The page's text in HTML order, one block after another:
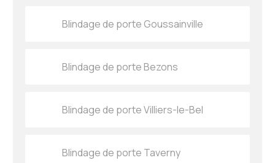
Blindage de porte Goussainville
Blindage de porte Bezons
Blindage de porte Villiers-le-Bel
Blindage de porte Taverny